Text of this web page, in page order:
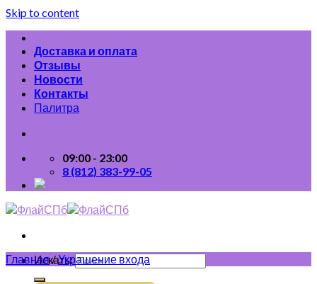
Skip to content
Доставка и оплата
Отзывы
Новости
Контакты
Палитра
09:00 - 23:00
8 (812) 383-99-05
Искать:
Главная/Украшение входа